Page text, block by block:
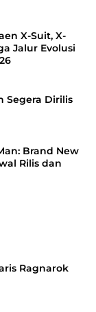
X-Suit, X-
Jalur Evolusi
Segera Dirilis
Brand New
Rilis dan
Ragnarok